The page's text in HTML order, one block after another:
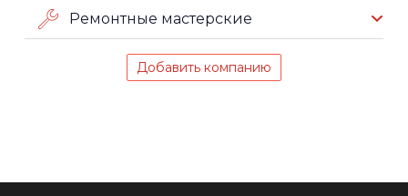
Ремонтные мастерские
Добавить компанию